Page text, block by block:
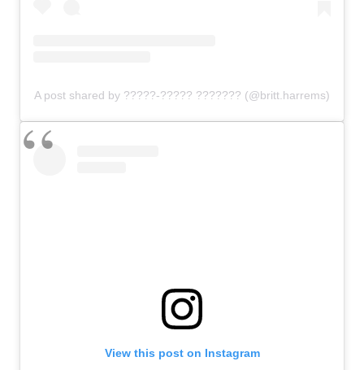
A post shared by ?????-????? ??????? (@britt.harrems)
View this post on Instagram